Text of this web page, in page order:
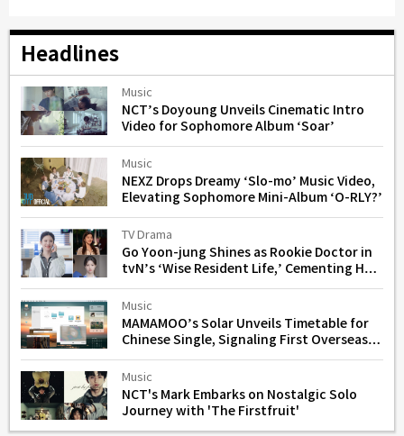
Headlines
Music
NCT’s Doyoung Unveils Cinematic Intro
Video for Sophomore Album ‘Soar’
Music
NEXZ Drops Dreamy ‘Slo-mo’ Music Video,
Elevating Sophomore Mini-Album ‘O-RLY?’
TV Drama
Go Yoon-jung Shines as Rookie Doctor in
tvN’s ‘Wise Resident Life,’ Cementing Her
Star Power
Music
MAMAMOO’s Solar Unveils Timetable for
Chinese Single, Signaling First Overseas
Venture
Music
NCT's Mark Embarks on Nostalgic Solo
Journey with 'The Firstfruit'